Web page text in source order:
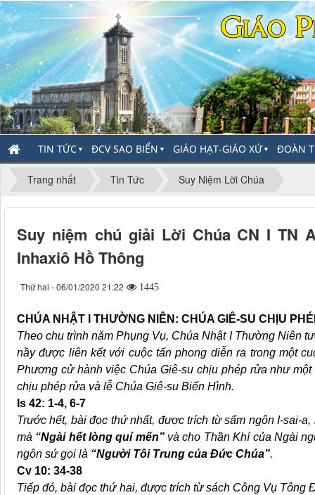
TIN TỨC ▼ ĐCV SAO BIỂN ▼ GIÁO HẠT-GIÁO XỨ▼ ĐOÀN
Trang nhất Tin Tức Suy Niệm Lời Chúa
Suy niệm chú giải Lời Chúa CN I TN
Inhaxiô Hồ Thông
Thứ hai - 06/01/2020 21:22 1445
CHÚA NHẬT I THƯỜNG NIÊN: CHÚA GIÊ-SU CHỊU
Theo chu trình năm Phụng Vụ, Chúa Nhật I Thường Niên
nầy được liên kết với cuộc tấn phong diễn ra trong một
Phương cử hành việc Chúa Giê-su chịu phép rửa như
chịu phép rửa và lễ Chúa Giê-su Biến Hình.
Is 42: 1-4, 6-7
Trước hết, bài đọc thứ nhất, được trích từ sấm ngôn I-sai-
mà “Ngài hết lòng quí mến”và cho Thần Khí của Ngài
ngôn sứ gọi là “Người Tôi Trung của Đức Chúa”.
Cv 10: 34-38
Tiếp đó, bài đọc thứ hai, được trích từ sách Công Vụ